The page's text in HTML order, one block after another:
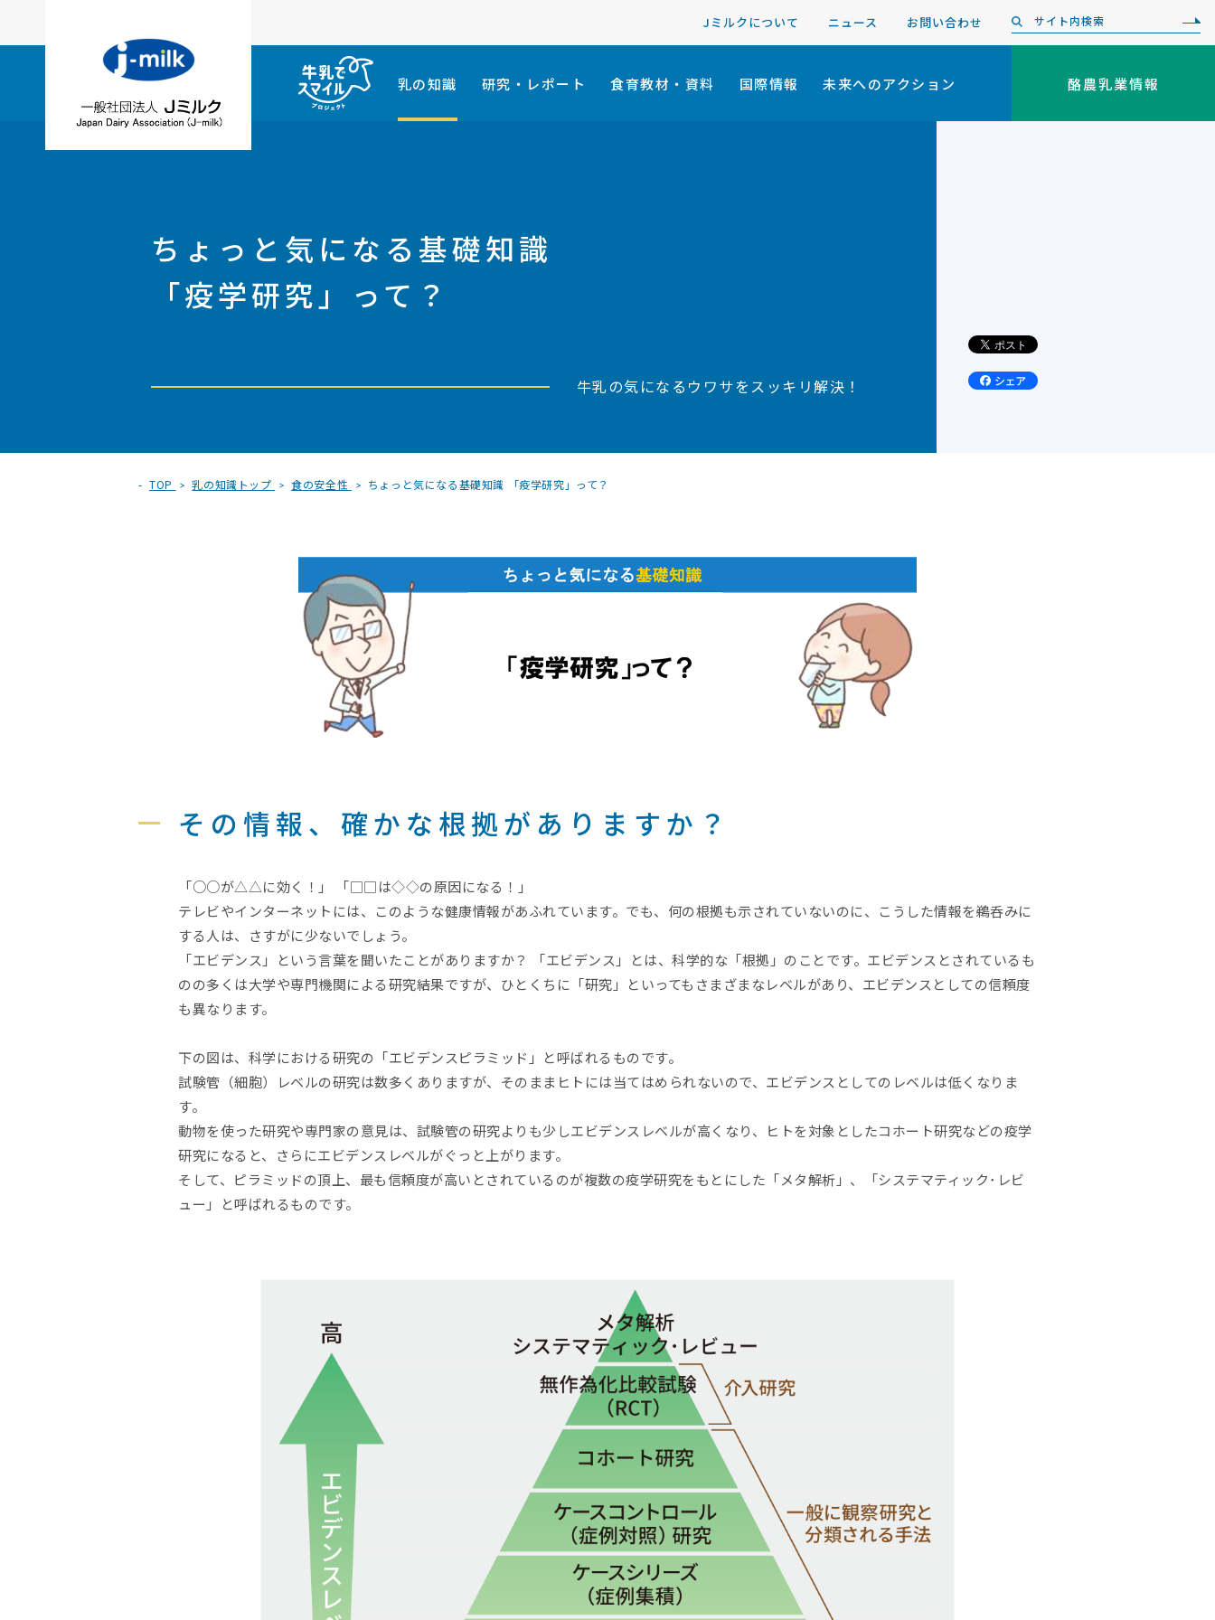
Jミルクについて ニュース お問い合わせ
乳の知識 研究・レポート 食育教材・資料 国際情報 未来へのアクション 酪農乳業情報
ちょっと気になる基礎知識
「疫学研究」って？
牛乳の気になるウワサをスッキリ解決！
TOP 乳の知識トップ 食の安全性 ちょっと気になる基礎知識 「疫学研究」って？
その情報、確かな根拠がありますか？
「○○が△△に効く！」 「□□は◇◇の原因になる！」
テレビやインターネットには、このような健康情報があふれています。でも、何の根拠も示されていないのに、こうした情報を鵜呑みに
する人は、さすがに少ないでしょう。
「エビデンス」という言葉を聞いたことがありますか？ 「エビデンス」とは、科学的な「根拠」のことです。エビデンスとされているも
のの多くは大学や専門機関による研究結果ですが、ひとくちに「研究」といってもさまざまなレベルがあり、エビデンスとしての信頼度
も異なります。
下の図は、科学における研究の「エビデンスピラミッド」と呼ばれるものです。
試験管（細胞）レベルの研究は数多くありますが、そのままヒトには当てはめられないので、エビデンスとしてのレベルは低くなりま
す。
動物を使った研究や専門家の意見は、試験管の研究よりも少しエビデンスレベルが高くなり、ヒトを対象としたコホート研究などの疫学
研究になると、さらにエビデンスレベルがぐっと上がります。
そして、ピラミッドの頂上、最も信頼度が高いとされているのが複数の疫学研究をもとにした「メタ解析」、「システマティック･レビ
ュー」と呼ばれるものです。